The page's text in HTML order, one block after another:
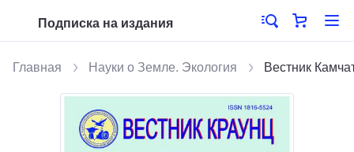
Подписка на издания
Главная Науки о Земле. Экология Вестник